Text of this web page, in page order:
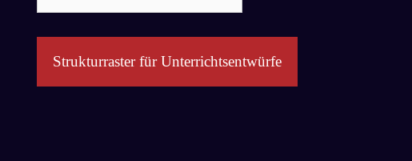
nach:
Strukturraster für Unterrichtsentwürfe